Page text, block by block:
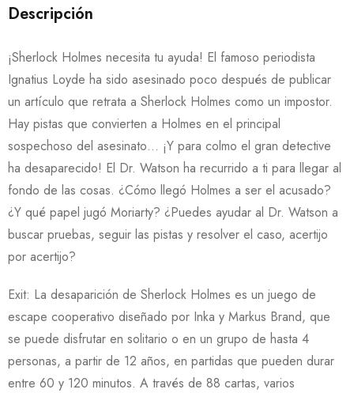
Descripción
¡Sherlock Holmes necesita tu ayuda! El famoso periodista
Ignatius Loyde ha sido asesinado poco después de publicar
un artículo que retrata a Sherlock Holmes como un impostor.
Hay pistas que convierten a Holmes en el principal
sospechoso del asesinato… ¡Y para colmo el gran detective
ha desaparecido! El Dr. Watson ha recurrido a ti para llegar al
fondo de las cosas. ¿Cómo llegó Holmes a ser el acusado?
¿Y qué papel jugó Moriarty? ¿Puedes ayudar al Dr. Watson a
buscar pruebas, seguir las pistas y resolver el caso, acertijo
por acertijo?
Exit: La desaparición de Sherlock Holmes es un juego de
escape cooperativo diseñado por Inka y Markus Brand, que
se puede disfrutar en solitario o en un grupo de hasta 4
personas, a partir de 12 años, en partidas que pueden durar
entre 60 y 120 minutos. A través de 88 cartas, varios